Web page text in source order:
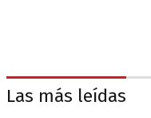
Las más leídas